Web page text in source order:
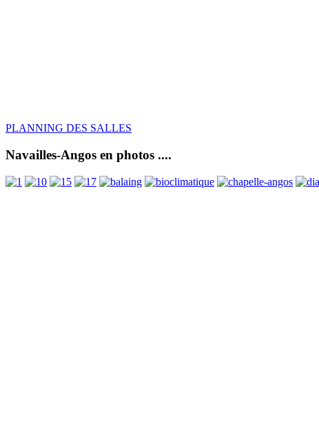
PLANNING DES SALLES
Navailles-Angos en photos ....